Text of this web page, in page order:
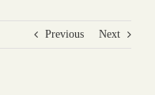
Previous Next